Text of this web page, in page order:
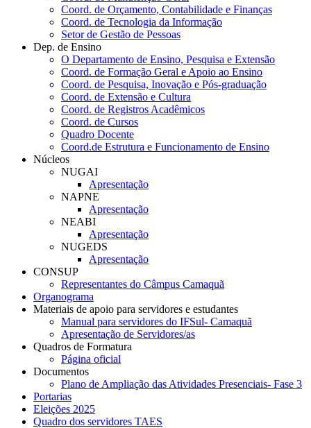
Coord. de Orçamento, Contabilidade e Finanças
Coord. de Tecnologia da Informação
Setor de Gestão de Pessoas
Dep. de Ensino
O Departamento de Ensino, Pesquisa e Extensão
Coord. de Formação Geral e Apoio ao Ensino
Coord. de Pesquisa, Inovação e Pós-graduação
Coord. de Extensão e Cultura
Coord. de Registros Acadêmicos
Coord. de Cursos
Quadro Docente
Coord.de Estrutura e Funcionamento de Ensino
Núcleos
NUGAI
Apresentação
NAPNE
Apresentação
NEABI
Apresentação
NUGEDS
Apresentação
CONSUP
Representantes do Câmpus Camaquã
Organograma
Materiais de apoio para servidores e estudantes
Manual para servidores do IFSul- Camaquã
Apresentação de Servidores/as
Quadros de Formatura
Página oficial
Documentos
Plano de Ampliação das Atividades Presenciais- Fase 3
Portarias
Eleições 2025
Quadro dos servidores TAES